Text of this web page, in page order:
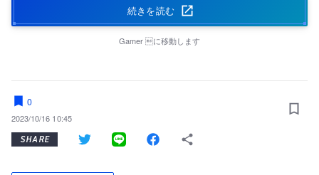
続きを読む
Gamerに移動します
0
2023/10/16 10:45
SHARE